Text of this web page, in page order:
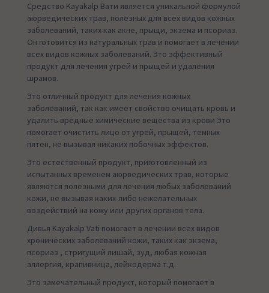
Средство Kayakalp Вати является уникальной формулой
аюрведических трав, полезных для всех видов кожных
заболеваний, таких как акне, прыщи, экзема и псориаз.
Он готовится из натуральных трав и помогает в лечении
всех видов кожных заболеваний. Это эффективный
продукт для лечения угрей и прыщей и удаления
шрамов.
Это отличный продукт для лечения кожных
заболеваний, так как имеет свойство очищать кровь и
удалить вредные химические вещества из крови Это
помогает очистить лицо от угрей, прыщей, темных
пятен, не вызывая никаких побочных эффектов.
Это естественный продукт, приготовленный из
испытанных временем аюрведических трав, которые
являются полезными для лечения любых заболеваний
кожи, не вызывая каких-либо нежелательных
воздействий на кожу или других органов тела.
Дивья Kayakalp Vati помогает в лечении всех видов
хронических заболеваний кожи, таких как экзема,
псориаз , стригущий лишай, зуд, любая кожная
аллергия, крапивница, лейкодерма т.д.
Это замечательный продукт, который помогает в